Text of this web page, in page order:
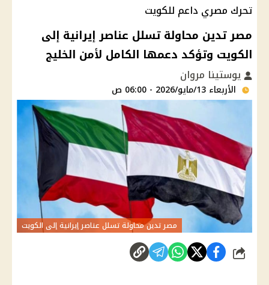
تحرك مصري داعم للكويت
مصر تدين محاولة تسلل عناصر إيرانية إلى
الكويت وتؤكد دعمها الكامل لأمن الخليج
يوستينا مروان
الأربعاء 13/مايو/2026 - 06:00 ص
مصر تدين محاولة تسلل عناصر إيرانية إلى الكويت
شارك